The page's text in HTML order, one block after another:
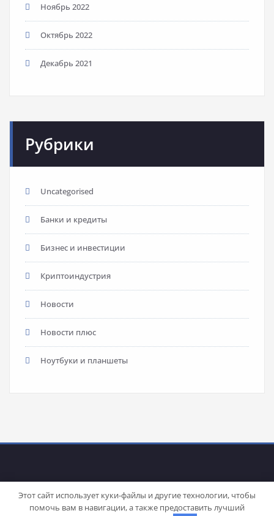
Ноябрь 2022
Октябрь 2022
Декабрь 2021
Рубрики
Uncategorised
Банки и кредиты
Бизнес и инвестиции
Криптоиндустрия
Новости
Новости плюс
Ноутбуки и планшеты
Этот сайт использует куки-файлы и другие технологии, чтобы
помочь вам в навигации, а также предоставить лучший